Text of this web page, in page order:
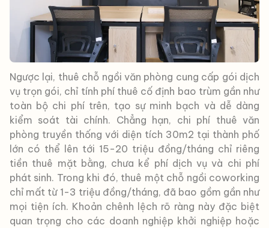
Ngược lại, thuê chỗ ngồi văn phòng cung cấp gói dịch
vụ trọn gói, chỉ tính phí thuê cố định bao trùm gần như
toàn bộ chi phí trên, tạo sự minh bạch và dễ dàng
kiểm soát tài chính. Chẳng hạn, chi phí thuê văn
phòng truyền thống với diện tích 30m2 tại thành phố
lớn có thể lên tới 15-20 triệu đồng/tháng chỉ riêng
tiền thuê mặt bằng, chưa kể phí dịch vụ và chi phí
phát sinh. Trong khi đó, thuê một chỗ ngồi coworking
chỉ mất từ 1-3 triệu đồng/tháng, đã bao gồm gần như
mọi tiện ích. Khoản chênh lệch rõ ràng này đặc biệt
quan trọng cho các doanh nghiệp khởi nghiệp hoặc